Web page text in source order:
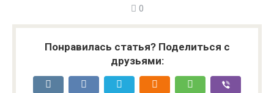
0
Понравилась статья? Поделиться с
друзьями: